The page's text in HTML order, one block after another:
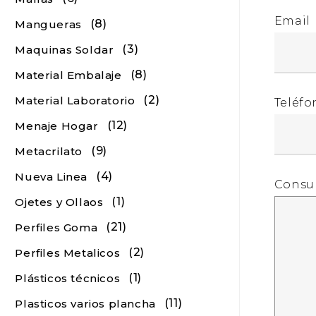
Mangueras
(8)
Maquinas Soldar
(3)
Material Embalaje
(8)
Material Laboratorio
(2)
Menaje Hogar
(12)
Metacrilato
(9)
Nueva Linea
(4)
Ojetes y Ollaos
(1)
Perfiles Goma
(21)
Perfiles Metalicos
(2)
Plásticos técnicos
(1)
Plasticos varios plancha
(11)
Email